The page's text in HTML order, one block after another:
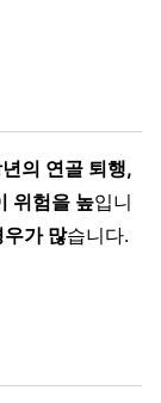
의 연골 퇴행,
위험을 높입니
가 많습니다.